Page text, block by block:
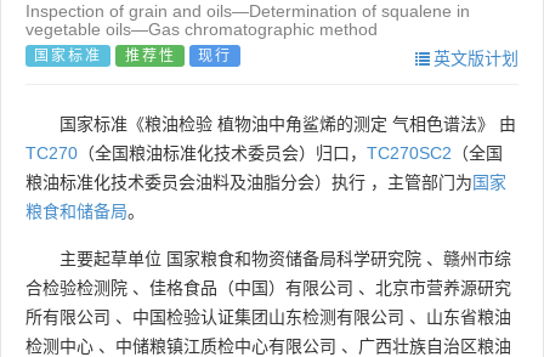
团体标准 企业标准
Inspection of grain and oils—Determination of squalene in
vegetable oils—Gas chromatographic method
国家标准 推荐性 现行 英文版计划
国家标准《粮油检验 植物油中角鲨烯的测定 气相色谱法》 由
TC270 （全国粮油标准化技术委员会）归口， TC270SC2 （全国
粮油标准化技术委员会油料及油脂分会）执行 ，主管部门为国家
粮食和储备局。
主要起草单位 国家粮食和物资储备局科学研究院 、 赣州市综
合检验检测院 、 佳格食品（中国）有限公司 、 北京市营养源研究
所有限公司 、 中国检验认证集团山东检测有限公司 、 山东省粮油
检测中心 、 中储粮镇江质检中心有限公司 、 广西壮族自治区粮油